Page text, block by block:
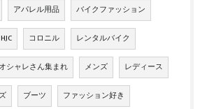
アパレル用品 バイクファッション
HJC コロニル レンタルバイク
オシャレさん集まれ メンズ レディース
ブーツ ファッション好き